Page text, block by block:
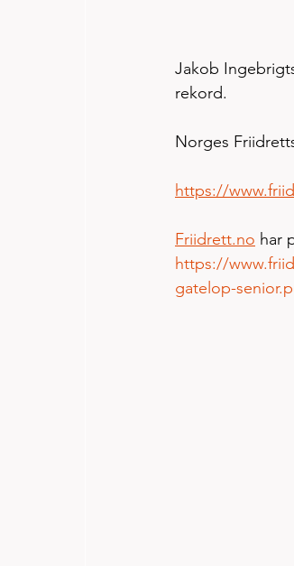
Jakob
rekord.
Norges
https://
Friidrett.no har
https://
gatelop-